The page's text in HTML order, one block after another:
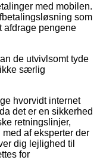
med mobilen.
som
afdrage pengene
de utvivlsomt tyde
særlig
hvorvidt internet
det er en sikkerhed
retningslinjer,
af eksperter der
dig lejlighed til
for